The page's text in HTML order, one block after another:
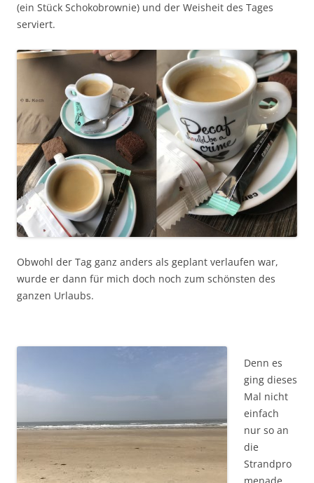
(ein Stück Schokobrownie) und der Weisheit des Tages
serviert.
Obwohl der Tag ganz anders als geplant verlaufen war,
wurde er dann für mich doch noch zum schönsten des
ganzen Urlaubs.
Denn es
ging dieses
Mal nicht
einfach
nur so an
die
Strandpro